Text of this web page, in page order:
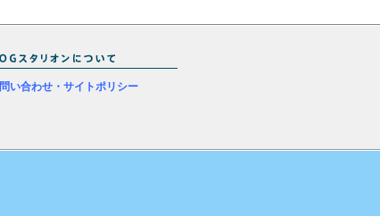
問い合わせ・サイトポリシー